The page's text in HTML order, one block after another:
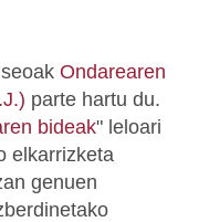
Ondarearen
parte hartu du.
bideak" leloari
elkarrizketa
genuen